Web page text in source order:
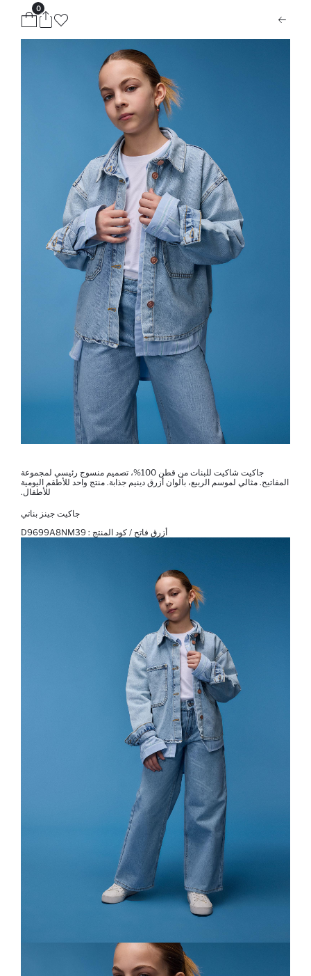
0
جاكيت شاكيت للبنات من قطن 100%، تصميم منسوج رئيسي لمجموعة
المفاتيح. مثالي لموسم الربيع، بألوان أزرق دينيم جذابة. منتج واحد للأطقم اليومية
للأطفال.
جاكيت جينز بناتي
أزرق فاتح / كود المنتج : D9699A8NM39